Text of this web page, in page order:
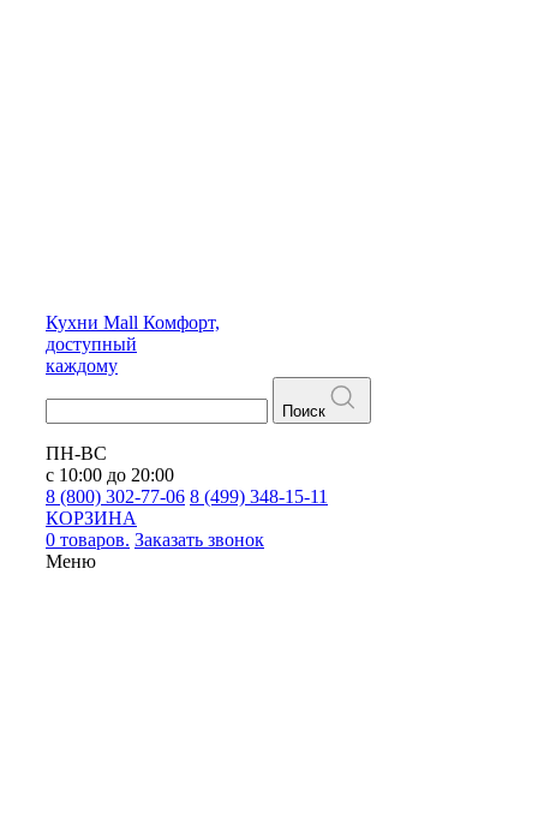
Кухни Mall Комфорт,
доступный
каждому
Поиск
ПН-ВС
с 10:00 до 20:00
8 (800) 302-77-06 8 (499) 348-15-11
КОРЗИНА
0 товаров. Заказать звонок
Меню